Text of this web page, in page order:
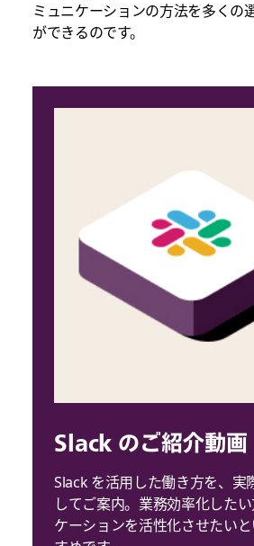
ミュニケーションの方法を多くの
ができるのです。
Slack のご紹介動画
Slack を活用した働き方を、実
してご案内。業務効率化した
ケーションを活性化させたい